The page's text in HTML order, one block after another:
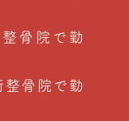
骨院で勤
骨院で勤